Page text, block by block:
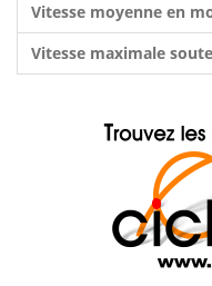
Vitesse moyenne en
Vitesse maximale